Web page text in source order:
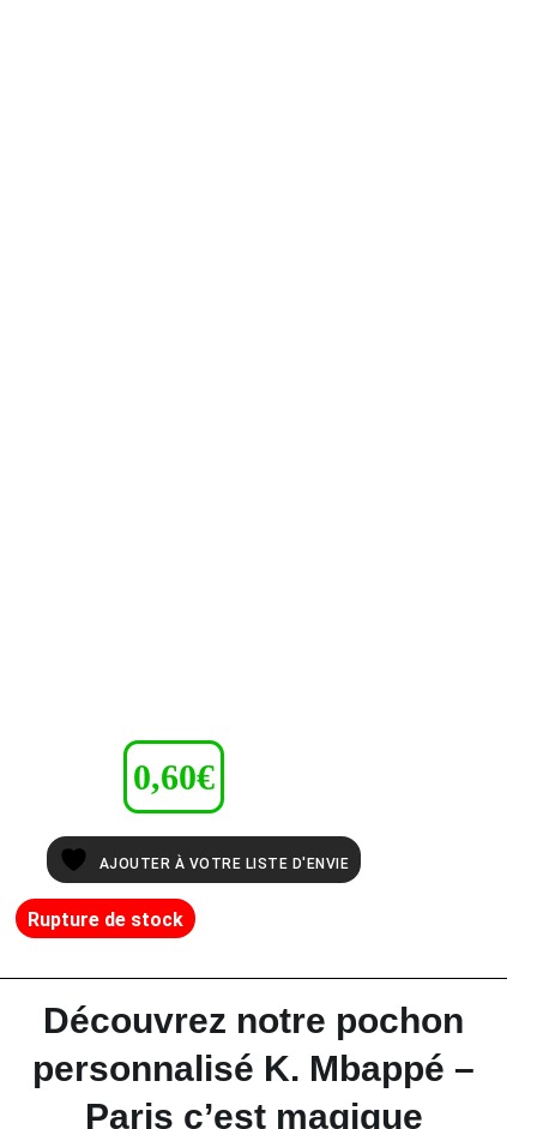
0,60€
AJOUTER À VOTRE LISTE D'ENVIE
Rupture de stock
Découvrez notre pochon
personnalisé K. Mbappé –
Paris c’est magique